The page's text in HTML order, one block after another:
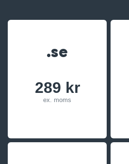
.se
289 kr
ex. moms